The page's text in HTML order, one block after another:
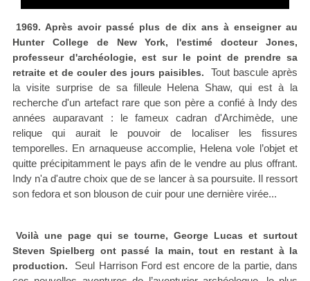
1969. Après avoir passé plus de dix ans à enseigner au
Hunter College de New York, l'estimé docteur Jones,
professeur d'archéologie, est sur le point de prendre sa
retraite et de couler des jours paisibles.
Tout bascule après
la visite surprise de sa filleule Helena Shaw, qui est à la
recherche d'un artefact rare que son père a confié à Indy des
années auparavant : le fameux cadran d'Archimède, une
relique qui aurait le pouvoir de localiser les fissures
temporelles. En arnaqueuse accomplie, Helena vole l’objet et
quitte précipitamment le pays afin de le vendre au plus offrant.
Indy n'a d'autre choix que de se lancer à sa poursuite. Il ressort
son fedora et son blouson de cuir pour une dernière virée...
Voilà une page qui se tourne, George Lucas et surtout
Steven Spielberg ont passé la main, tout en restant à la
production.
Seul Harrison Ford est encore de la partie, dans